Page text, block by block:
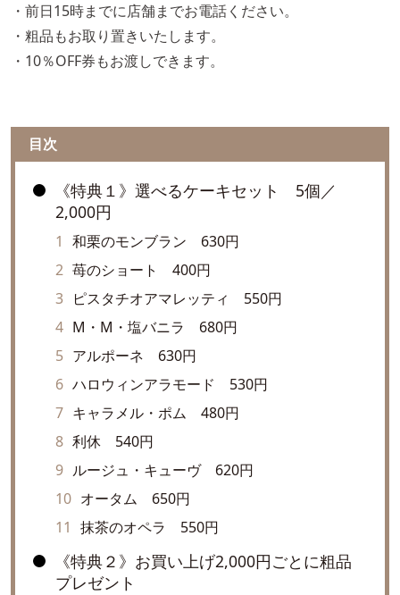
・前日15時までに店舗までお電話ください。
・粗品もお取り置きいたします。
・10％OFF券もお渡しできます。
目次
《特典１》選べるケーキセット 5個／
2,000円
和栗のモンブラン 630円
苺のショート 400円
ピスタチオアマレッティ 550円
M・M・塩バニラ 680円
アルポーネ 630円
ハロウィンアラモード 530円
キャラメル・ポム 480円
利休 540円
ルージュ・キューヴ 620円
オータム 650円
抹茶のオペラ 550円
《特典２》お買い上げ2,000円ごとに粗品
プレゼント